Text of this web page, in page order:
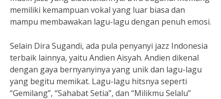
memiliki kemampuan vokal yang luar biasa dan
mampu membawakan lagu-lagu dengan penuh emosi.
Selain Dira Sugandi, ada pula penyanyi jazz Indonesia
terbaik lainnya, yaitu Andien Aisyah. Andien dikenal
dengan gaya bernyanyinya yang unik dan lagu-lagu
yang begitu memikat. Lagu-lagu hitsnya seperti
“Gemilang”, “Sahabat Setia”, dan “Milikmu Selalu”